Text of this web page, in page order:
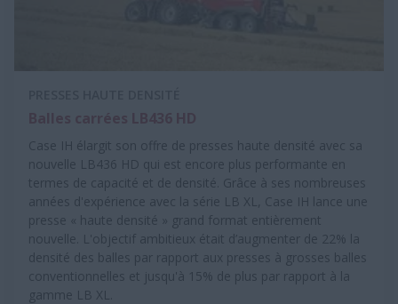
Case IH élargit son offre de presses haute densité avec sa
nouvelle LB436 HD qui est encore plus performante en
termes de capacité et de densité. Grâce à ses nombreuses
années d'expérience avec la série LB XL, Case IH lance une
presse « haute densité » grand format entièrement
nouvelle. L'objectif ambitieux était d’augmenter de 22% la
densité des balles par rapport aux presses à grosses balles
conventionnelles et jusqu'à 15% de plus par rapport à la
gamme LB XL.